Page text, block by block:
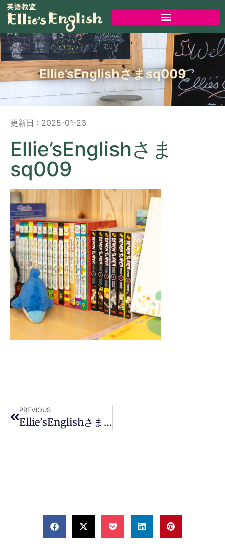
Ellie’sEnglishさまsq009
更新日 : 2025-01-23
Ellie’sEnglishさま
sq009
PREVIOUS
Ellie’sEnglishさまsq009